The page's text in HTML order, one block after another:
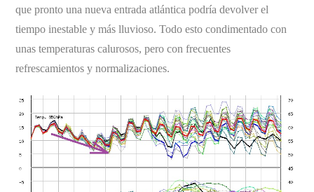
que pronto una nueva entrada atlántica podría devolver el
tiempo inestable y más lluvioso. Todo esto condimentado con
unas temperaturas calurosos, pero con frecuentes
refrescamientos y normalizaciones.